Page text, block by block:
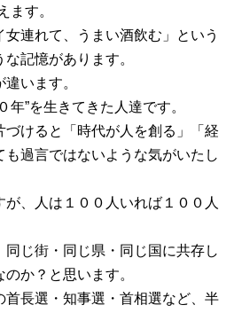
ます。
連れて、うまい酒飲む」という
記憶があります。
います。
年”を生きてきた人達です。
づけると「時代が人を創る」「経
過言ではないような気がいたし
、人は１００人いれば１００人
じ街・同じ県・同じ国に共存し
か？と思います。
首長選・知事選・首相選など、半